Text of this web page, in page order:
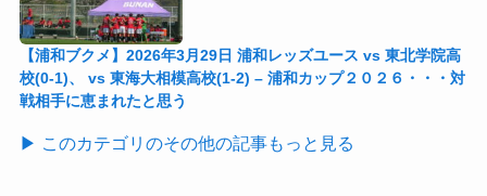
【浦和ブクメ】2026年3月29日 浦和レッズユース vs 東北学院高
校(0-1)、 vs 東海大相模高校(1-2) – 浦和カップ２０２６・・・対
戦相手に恵まれたと思う
▶ このカテゴリのその他の記事もっと見る